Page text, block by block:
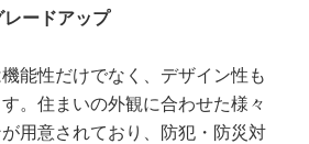
ードアップ
能性だけでなく、デザイン性も
。住まいの外観に合わせた様々
用意されており、防犯・防災対